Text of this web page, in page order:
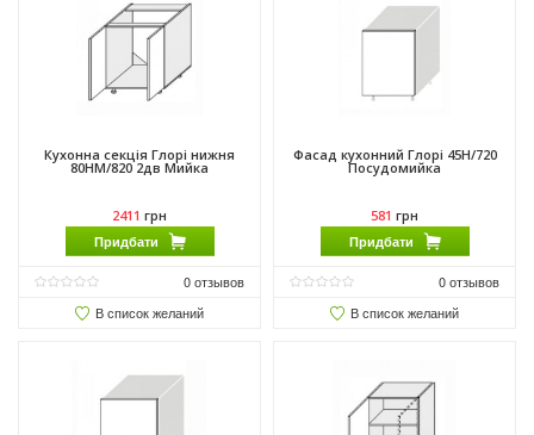
Кухонна секція Глорі нижня
80НМ/820 2дв Мийка
2411 грн
Придбати
0отзывов
В список желаний
Фасад кухонний Глорі 45Н/720
Посудомийка
581 грн
Придбати
0отзывов
В список желаний